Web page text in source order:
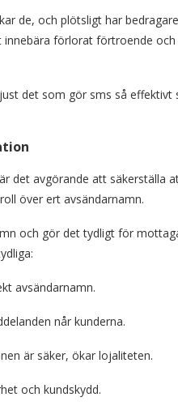
de, och plötsligt har
förlorat förtroende
det som gör sms så effektivt
det avgörande att säkerställa
över ert avsändarnamn.
och gör det tydligt för
avsändarnamn.
når kunderna.
är säker, ökar lojaliteten.
och kundskydd.